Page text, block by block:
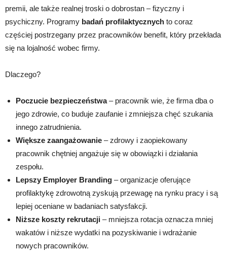
premii, ale także realnej troski o dobrostan – fizyczny i
psychiczny. Programy badań profilaktycznych to coraz
częściej postrzegany przez pracowników benefit, który przekłada
się na lojalność wobec firmy.
Dlaczego?
Poczucie bezpieczeństwa– pracownik wie, że firma dba o
jego zdrowie, co buduje zaufanie i zmniejsza chęć szukania
innego zatrudnienia.
Większe zaangażowanie – zdrowy i zaopiekowany
pracownik chętniej angażuje się w obowiązki i działania
zespołu.
Lepszy Employer Branding – organizacje oferujące
profilaktykę zdrowotną zyskują przewagę na rynku pracy i są
lepiej oceniane w badaniach satysfakcji.
Niższe koszty rekrutacji – mniejsza rotacja oznacza mniej
wakatów i niższe wydatki na pozyskiwanie i wdrażanie
nowych pracowników.